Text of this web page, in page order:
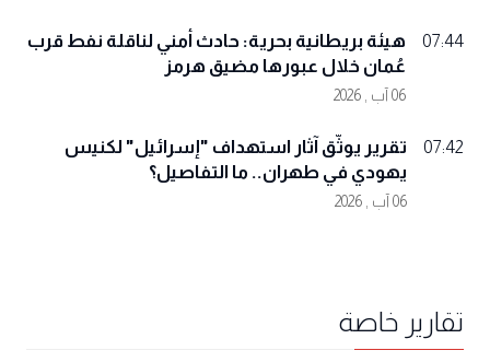
07:44
هيئة بريطانية بحرية: حادث أمني لناقلة نفط قرب
عُمان خلال عبورها مضيق هرمز
06 آب , 2026
07:42
تقرير يوثّق آثار استهداف "إسرائيل" لكنيس
يهودي في طهران.. ما التفاصيل؟
06 آب , 2026
تقارير خاصة